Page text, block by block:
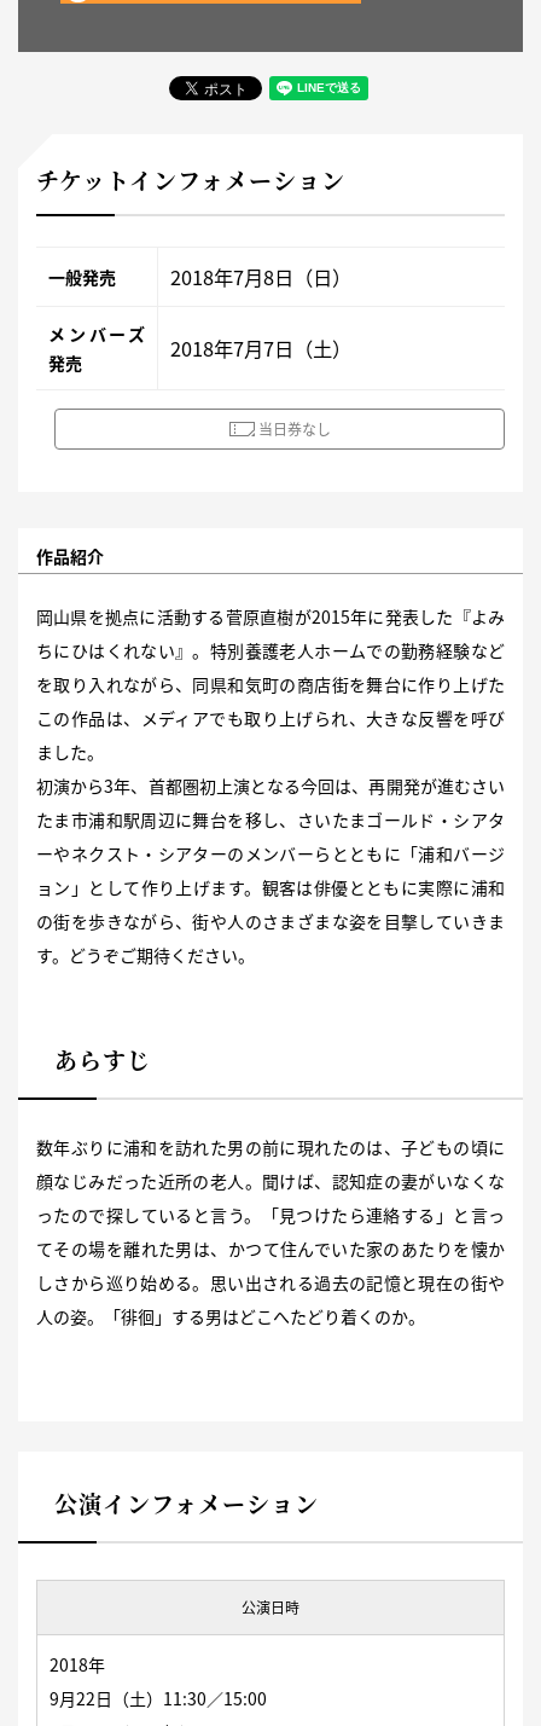
チケットインフォメーション
一般発売 2018年7月8日（日）
メンバーズ
発売
2018年7月7日（土）
当日券なし
作品紹介
岡山県を拠点に活動する菅原直樹が2015年に発表した『よみ
ちにひはくれない』。特別養護老人ホームでの勤務経験など
を取り入れながら、同県和気町の商店街を舞台に作り上げた
この作品は、メディアでも取り上げられ、大きな反響を呼び
ました。
初演から3年、首都圏初上演となる今回は、再開発が進むさい
たま市浦和駅周辺に舞台を移し、さいたまゴールド・シアタ
ーやネクスト・シアターのメンバーらとともに「浦和バージ
ョン」として作り上げます。観客は俳優とともに実際に浦和
の街を歩きながら、街や人のさまざまな姿を目撃していきま
す。どうぞご期待ください。
あらすじ
数年ぶりに浦和を訪れた男の前に現れたのは、子どもの頃に
顔なじみだった近所の老人。聞けば、認知症の妻がいなくな
ったので探していると言う。「見つけたら連絡する」と言っ
てその場を離れた男は、かつて住んでいた家のあたりを懐か
しさから巡り始める。思い出される過去の記憶と現在の街や
人の姿。「徘徊」する男はどこへたどり着くのか。
公演インフォメーション
公演日時
2018年
9月22日（土）11:30／15:00